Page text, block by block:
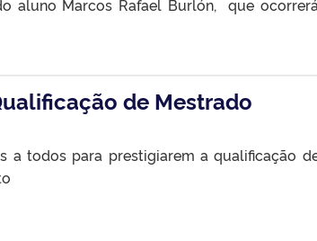
aluno Marcos Rafael Burlón, que ocorrerá
de Mestrado
a todos para prestigiarem a qualificação